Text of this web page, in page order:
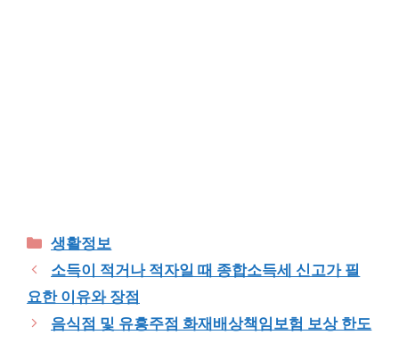
Categories
생활정보
소득이 적거나 적자일 때 종합소득세 신고가 필
요한 이유와 장점
음식점 및 유흥주점 화재배상책임보험 보상 한도